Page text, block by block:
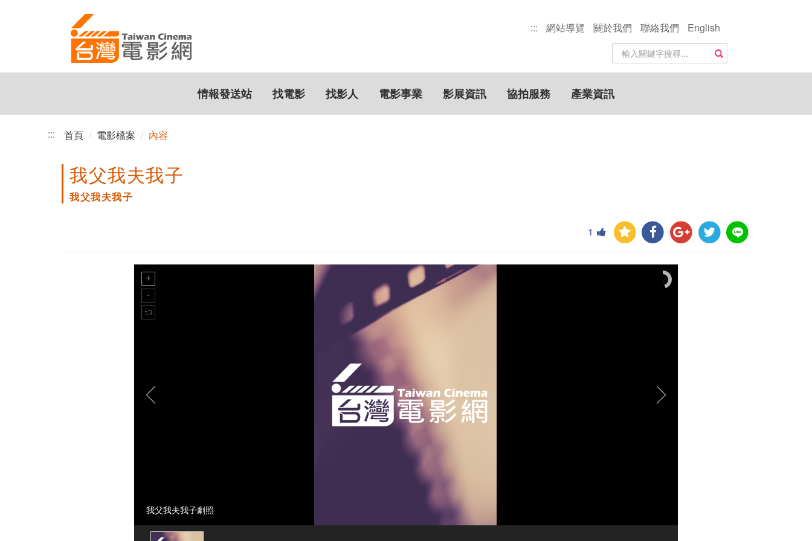
::: 網站導覽 關於我們 聯絡我們
English
站
內
搜
尋
關
鍵
搜尋
情報發送站 找電影 找影人 電影事業 影展資訊 協拍服務 產業資訊
::: 首頁 電影檔案 內容
我父我夫我子
我父我夫我子
1
我父我夫我子劇照